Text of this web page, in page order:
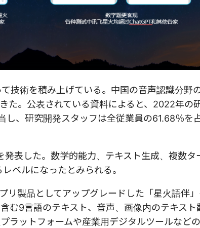
技術を積み上げている。中国の音声認識分野
た。公表されている資料によると、2022年の
、研究開発スタッフは全従業員の61.68％を
表した。数学的能力、テキスト生成、複数タ
ベルになったとみられる。
リ製品としてアップグレードした「星火語伴
む9言語のテキスト、音声、画像内のテキスト
ラットフォームや産業用デジタルツールなど